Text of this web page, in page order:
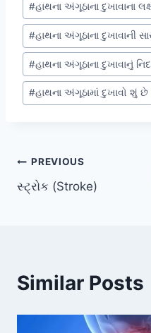
#હાથના અંગૂઠાના દુખાવાના
#હાથના અંગૂઠાના દુખાવાની
#હાથના અંગૂઠાના દુખાવાનું
#હાથના અંગૂઠામાં દુખાવો શું છે
Post
navigation
PREVIOUS
સ્ટ્રોક (Stroke)
Similar Posts